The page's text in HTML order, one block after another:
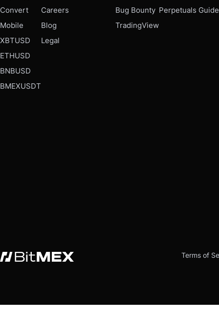
Convert
Mobile
XBTUSD
ETHUSD
BNBUSD
BMEXUSDT
Careers
Blog
Legal
Bug Bounty
TradingView
Perpetuals Guide
Terms of